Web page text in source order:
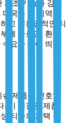
제조 기술과 강력
국은 이 지역을
고 친환경적인 티
에 따르면, 환경
요가 눈에 띄게
제품을 선호하
이 시장은 제품
티슈의 채택 증